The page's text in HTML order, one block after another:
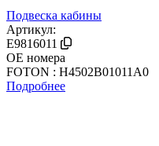
Подвеска кабины
Артикул:
E9816011
OE номера
FOTON : H4502B01011A0
Подробнее